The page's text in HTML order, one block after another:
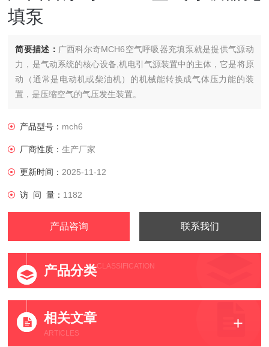
填泵
简要描述： 广西科尔奇MCH6空气呼吸器充填泵就是提供气源动
力，是气动系统的核心设备,机电引气源装置中的主体，它是将原
动（通常是电动机或柴油机）的机械能转换成气体压力能的装
置，是压缩空气的气压发生装置。
产品型号： mch6
厂商性质：生产厂家
更新时间： 2025-11-12
访 问 量： 1182
产品咨询 联系我们
产品分类CLASSIFICATION
相关文章
ARTICLES